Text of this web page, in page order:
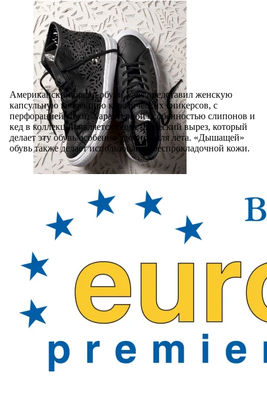
Американский бренд обуви Vans представил женскую
капсульную коллекцию классических сникерсов, с
перфорацией кожи. Характерной особенностью слипонов и
кед в коллекции является геометрический вырез, который
делает эту обувь особенно удобной для лета. «Дышащей»
обувь также делает использование беспрокладочной кожи.